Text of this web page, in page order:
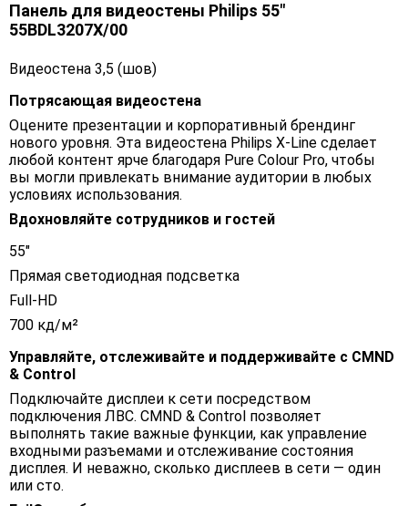
Панель для видеостены Philips 55"
55BDL3207X/00
Видеостена 3,5 (шов)
Потрясающая видеостена
Оцените презентации и корпоративный брендинг
нового уровня. Эта видеостена Philips X-Line сделает
любой контент ярче благодаря Pure Colour Pro, чтобы
вы могли привлекать внимание аудитории в любых
условиях использования.
Вдохновляйте сотрудников и гостей
55"
Прямая светодиодная подсветка
Full-HD
700 кд/м²
Управляйте, отслеживайте и поддерживайте с CMND
& Control
Подключайте дисплеи к сети посредством
подключения ЛВС. CMND & Control позволяет
выполнять такие важные функции, как управление
входными разъемами и отслеживание состояния
дисплея. И неважно, сколько дисплеев в сети — один
или сто.